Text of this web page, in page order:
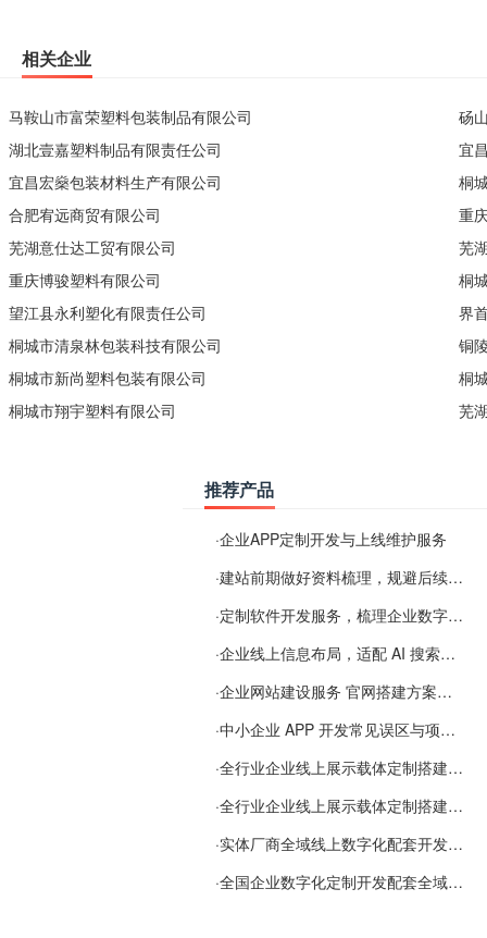
相关企业
马鞍山市富荣塑料包装制品有限公司
湖北壹嘉塑料制品有限责任公司
宜昌宏燊包装材料生产有限公司
合肥宥远商贸有限公司
芜湖意仕达工贸有限公司
重庆博骏塑料有限公司
望江县永利塑化有限责任公司
桐城市清泉林包装科技有限公司
桐城市新尚塑料包装有限公司
桐城市翔宇塑料有限公司
砀
宜
桐
重
芜
桐
界
铜
桐
芜
推荐产品
·企业APP定制开发与上线维护服务
·建站前期做好资料梳理，规避后续各类使用难题
·定制软件开发服务，梳理企业数字化落地常见难点
·企业线上信息布局，适配 AI 搜索需要留意这些要点
·企业网站建设服务 官网搭建方案经验分享
·中小企业 APP 开发常见误区与项目规划实用经验
·全行业企业线上展示载体定制搭建服务
·全行业企业线上展示载体定制搭建服务
·实体厂商全域线上数字化配套开发与地域检索优化服务
·全国企业数字化定制开发配套全域搜索优化服务